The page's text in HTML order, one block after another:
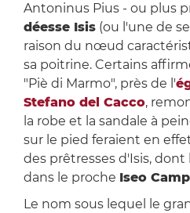
Antoninus Pius - ou plus
déesse Isis(ou l'une de
raison du nœud
sa poitrine. Certains
"Piè di Marmo", près de l'
Stefano del Cacco,
la robe et la sandale à
sur le pied feraient en
des prêtresses d'Isis,
dans le proche Iseo
Le nom sous lequel le